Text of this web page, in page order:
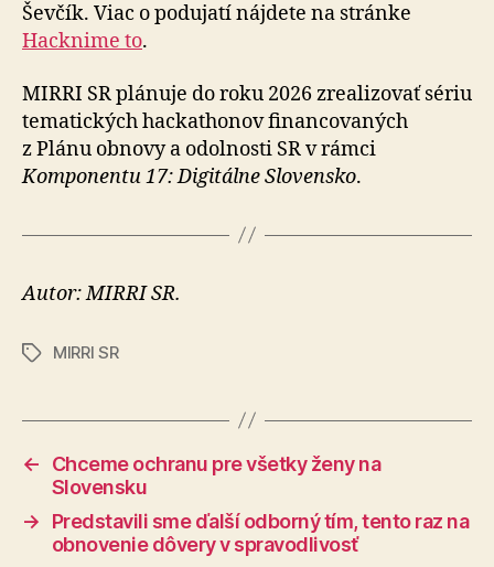
Ševčík. Viac o po­du­ja­tí nájdete na stránke
Hacknime to.
MIRRI SR plánuje do roku 2026 zrealizovať sériu
tematických hackathonov financovaných
z Plánu obnovy a odolnosti SR v rámci
Komponentu 17: Digitálne Slovensko.
Autor: MIRRI SR.
ZnačkyMIRRI SR
←
Chceme ochranu pre všetky ženy na
Slovensku
→
Predstavili sme ďalší odborný tím, tento raz na
obnovenie dôvery v spravodlivosť